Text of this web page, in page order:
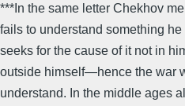
***In the same letter Chekhov
fails to understand something
seeks for the cause of it not in
outside himself—hence the war
understand. In the middle ages